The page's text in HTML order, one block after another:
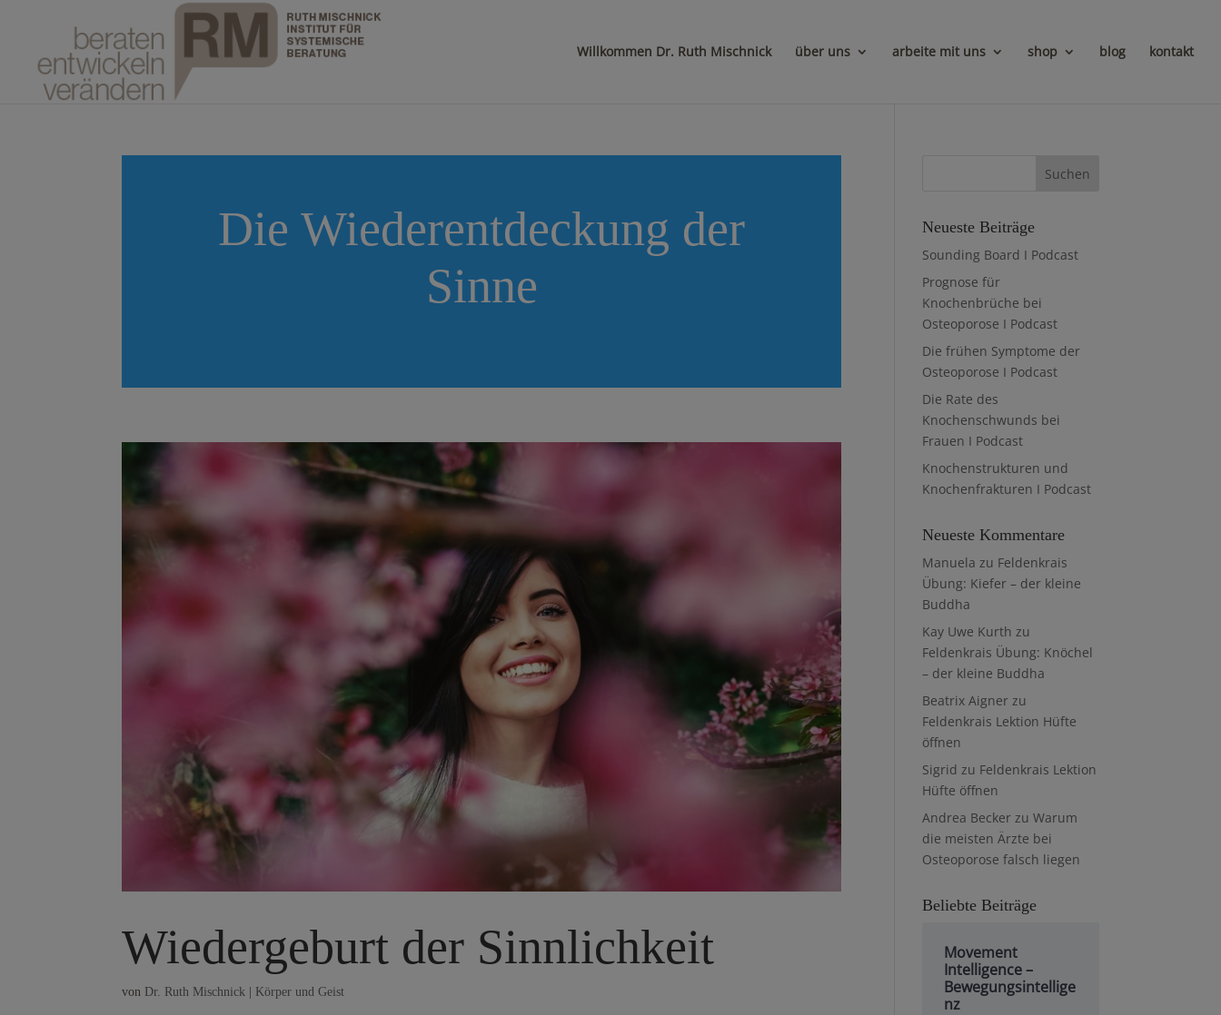
Willkommen Dr. Ruth Mischnick über uns arbeite mit uns shop blog kontakt
Die Wiederentdeckung der
Sinne
Wiedergeburt der Sinnlichkeit
von Dr. Ruth Mischnick Körper und Geist
Neueste Beiträge
Sounding Board I Podcast
Prognose für
Knochenbrüche bei
Osteoporose I Podcast
Die frühen Symptome der
Osteoporose I Podcast
Die Rate des
Knochenschwunds bei
Frauen I Podcast
Knochenstrukturen und
Knochenfrakturen I Podcast
Neueste Kommentare
Manuela zu Feldenkrais
Übung: Kiefer – der kleine
Buddha
Kay Uwe Kurth zu
Feldenkrais Übung: Knöchel
– der kleine Buddha
Beatrix Aigner zu
Feldenkrais Lektion Hüfte
öffnen
Sigrid zu Feldenkrais Lektion
Hüfte öffnen
Andrea Becker zuWarum
die meisten Ärzte bei
Osteoporose falsch liegen
Beliebte Beiträge
Movement
Intelligence –
Bewegungsintellige
nz